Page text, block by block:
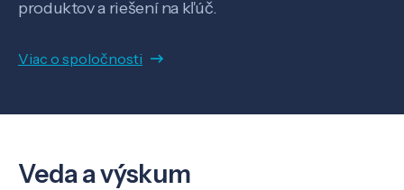
Veda a výskum
produktov a riešení na kľúč.
Viac o spoločnosti
Veda a výskum